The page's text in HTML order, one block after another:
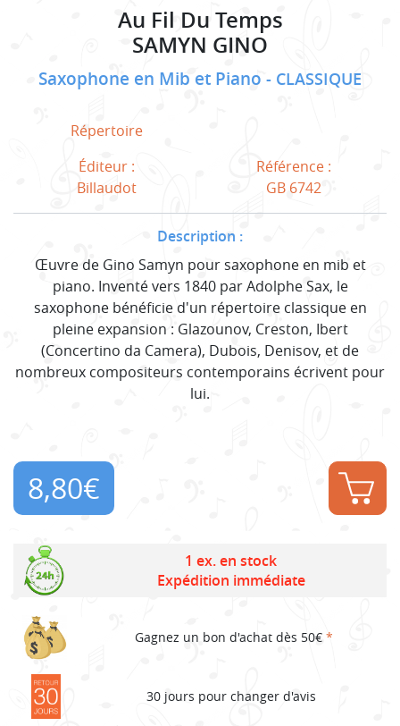
Au Fil Du Temps
SAMYN GINO
Saxophone en Mib et Piano CLASSIQUE
Répertoire
Éditeur :
Billaudot
Référence :
GB 6742
Description :
Œuvre de Gino Samyn pour saxophone en mib et
piano. Inventé vers 1840 par Adolphe Sax, le
saxophone bénéficie d'un répertoire classique en
pleine expansion : Glazounov, Creston, Ibert
(Concertino da Camera), Dubois, Denisov, et de
nombreux compositeurs contemporains écrivent pour
lui.
8,80€
1 ex. en stock
Expédition immédiate
Gagnez un bon d'achat dès 50€ *
30 jours pour changer d'avis